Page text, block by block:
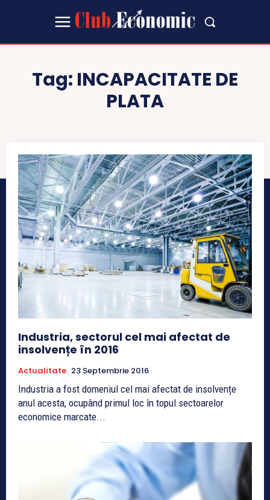
Tag: INCAPACITATE DE
PLATA
Industria, sectorul cel mai afectat de
insolvențe în 2016
Actualitate 23 Septembrie 2016
Industria a fost domeniul cel mai afectat de insolvențe
anul acesta, ocupând primul loc în topul sectoarelor
economice marcate...